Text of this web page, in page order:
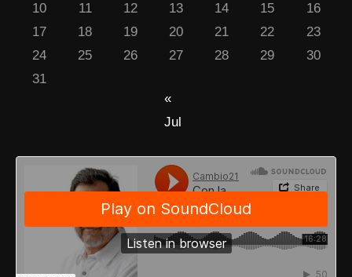
10
11 12 13 14 15
16
17
18 19 20 21 22
23
24
25 26 27 28 29
30
31
«
Jul